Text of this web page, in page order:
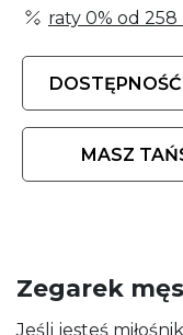
raty 0% od 258
MASZ
Zegarek
Jeśli jesteś